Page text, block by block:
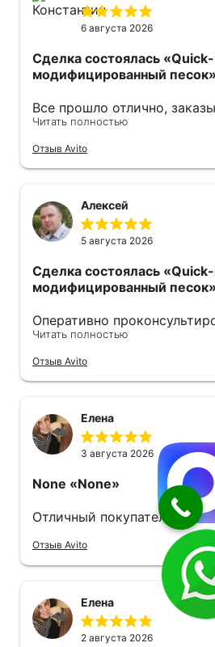
6 августа 2026
Сделка состоялась
модифицированный песок»
Все прошло отлично,
модифицированный.
Советую 👍
Читать полностью
Отзыв Avito
Алексей
5 августа 2026
Сделка состоялась
модифицированный песок»
Оперативно
счёт. Удобно оплачивать по
пришлось подождать,
свежий. Советую.
Читать полностью
Отзыв Avito
Елена
3 августа 2026
None «None»
Отличный покупатель
Отзыв Avito
Елена
2 августа 2026